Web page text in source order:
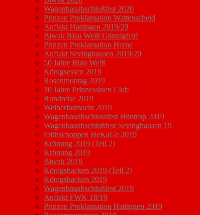
Wagenbauabschlußfest 2020
Prinzen Proklamation Wattenscheid
Auftakt Hattingen 2019/20
Biwak Blau Weiß Günnigfeld
Prinzen Proklamation Herne
Auftakt Sevinghausen 2019/20
50 Jahre Blau Weiß
Königsessen 2019
Rosenmontag 2019
30 Jahre Prinzessinen Club
Rundreise 2019
Weiberfastnacht 2019
Wagenbauabschlussfest Höntrop 2019
Wagenbauabschlußfest Sevinghausen 19
Frühschoppen HeKaGe 2019
Krönung 2019 (Teil 2)
Krönung 2019
Biwak 2019
Königshacken 2019 (Teil 2)
Königshacken 2019
Wagenbauabschlußfest 2019
Auftakt FWK 18/19
Prinzen Proklamation Hattingen 2019